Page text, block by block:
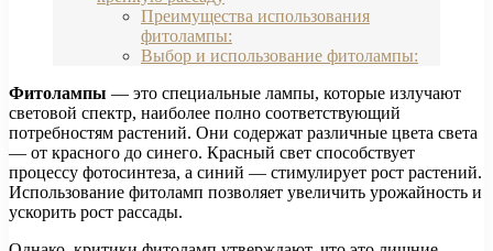
Преимущества использования
фитолампы:
Выбор и использование фитолампы:
Фитолампы — это специальные лампы, которые излучают
световой спектр, наиболее полно соответствующий
потребностям растений. Они содержат различные цвета света
— от красного до синего. Красный свет способствует
процессу фотосинтеза, а синий — стимулирует рост растений.
Использование фитоламп позволяет увеличить урожайность и
ускорить рост рассады.